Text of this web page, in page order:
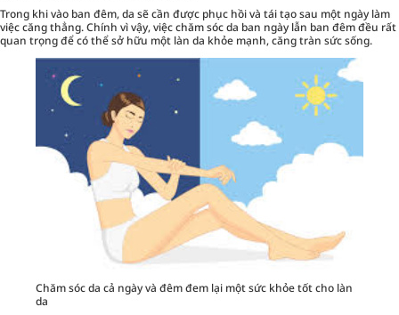
Trong khi vào ban đêm, da sẽ cần được phục hồi và tái tạo sau một ngày làm
việc căng thẳng. Chính vì vậy, việc chăm sóc da ban ngày lẫn ban đêm đều rất
quan trọng để có thể sở hữu một làn da khỏe mạnh, căng tràn sức sống.
Chăm sóc da cả ngày và đêm đem lại một sức khỏe tốt cho làn
da